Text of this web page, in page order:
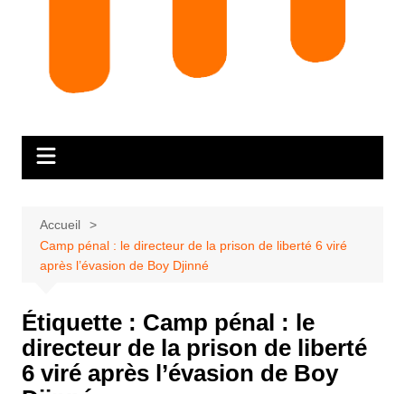
Accueil
Camp pénal : le directeur de la prison de liberté 6 viré
après l’évasion de Boy Djinné
Étiquette : Camp pénal : le
directeur de la prison de liberté
6 viré après l’évasion de Boy